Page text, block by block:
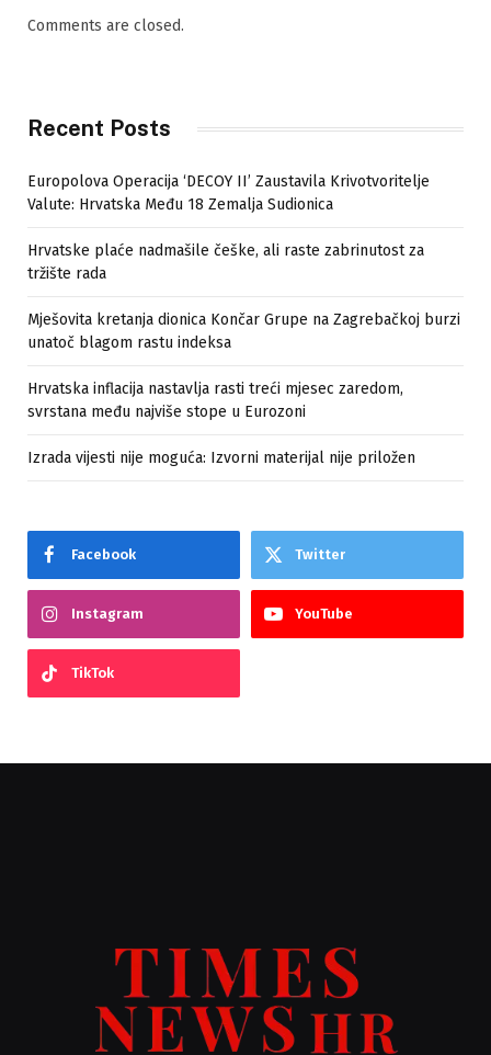
Comments are closed.
Recent Posts
Europolova Operacija ‘DECOY II’ Zaustavila Krivotvoritelje
Valute: Hrvatska Među 18 Zemalja Sudionica
Hrvatske plaće nadmašile češke, ali raste zabrinutost za
tržište rada
Mješovita kretanja dionica Končar Grupe na Zagrebačkoj burzi
unatoč blagom rastu indeksa
Hrvatska inflacija nastavlja rasti treći mjesec zaredom,
svrstana među najviše stope u Eurozoni
Izrada vijesti nije moguća: Izvorni materijal nije priložen
Facebook Twitter
Instagram YouTube
TikTok